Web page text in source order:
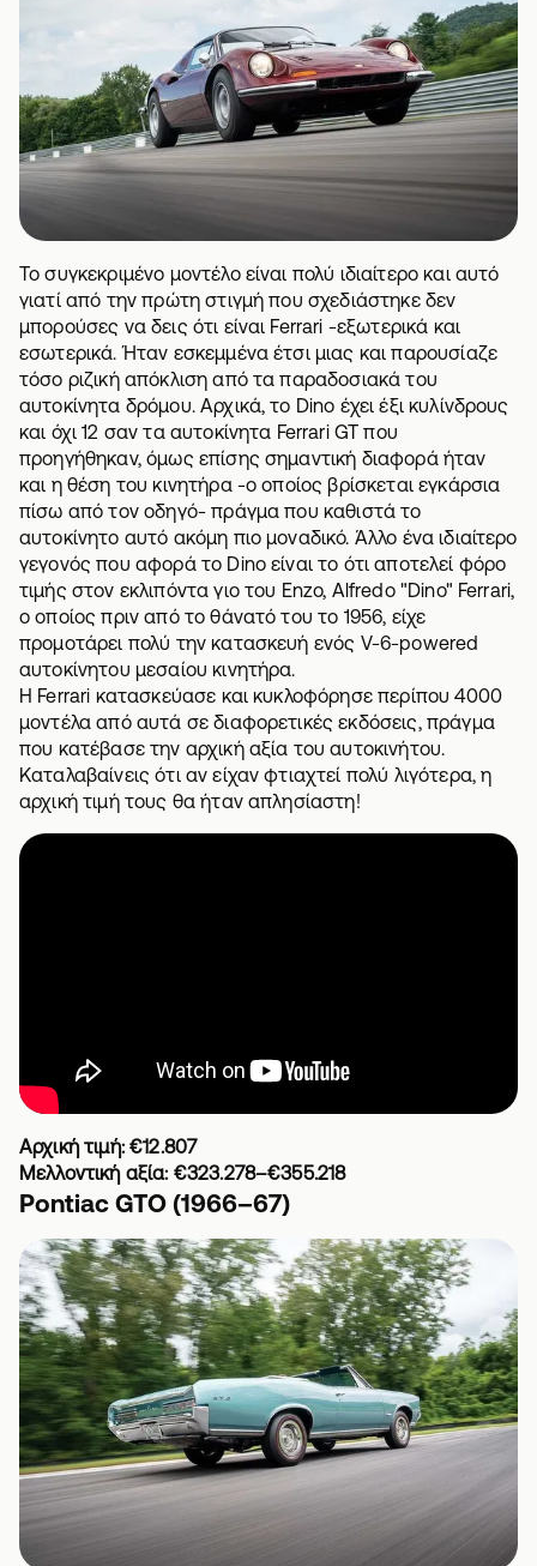
Το συγκεκριμένο μοντέλο είναι πολύ ιδιαίτερο και αυτό
γιατί από την πρώτη στιγμή που σχεδιάστηκε δεν
μπορούσες να δεις ότι είναι Ferrari -εξωτερικά και
εσωτερικά. Ήταν εσκεμμένα έτσι μιας και παρουσίαζε
τόσο ριζική απόκλιση από τα παραδοσιακά του
αυτοκίνητα δρόμου. Αρχικά, το Dino έχει έξι κυλίνδρους
και όχι 12 σαν τα αυτοκίνητα Ferrari GT που
προηγήθηκαν, όμως επίσης σημαντική διαφορά ήταν
και η θέση του κινητήρα -ο οποίος βρίσκεται εγκάρσια
πίσω από τον οδηγό- πράγμα που καθιστά το
αυτοκίνητο αυτό ακόμη πιο μοναδικό. Άλλο ένα ιδιαίτερο
γεγονός που αφορά το Dino είναι το ότι αποτελεί φόρο
τιμής στον εκλιπόντα γιο του Enzo, Alfredo "Dino" Ferrari,
ο οποίος πριν από το θάνατό του το 1956, είχε
προμοτάρει πολύ την κατασκευή ενός V-6-powered
αυτοκίνητου μεσαίου κινητήρα.
Η Ferrari κατασκεύασε και κυκλοφόρησε περίπου 4000
μοντέλα από αυτά σε διαφορετικές εκδόσεις, πράγμα
που κατέβασε την αρχική αξία του αυτοκινήτου.
Καταλαβαίνεις ότι αν είχαν φτιαχτεί πολύ λιγότερα, η
αρχική τιμή τους θα ήταν απλησίαστη!
Αρχική τιμή: €12.807
Μελλοντική αξία: €323.278–€355.218
Pontiac GTO (1966–67)